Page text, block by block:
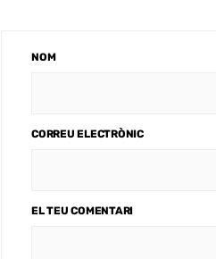
NOM
CORREU ELECTRÒNIC
EL TEU COMENTARI